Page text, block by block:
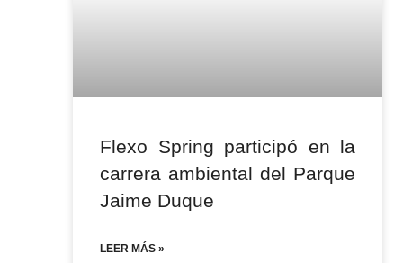
Flexo Spring participó en la
carrera ambiental del Parque
Jaime Duque
LEER MÁS »